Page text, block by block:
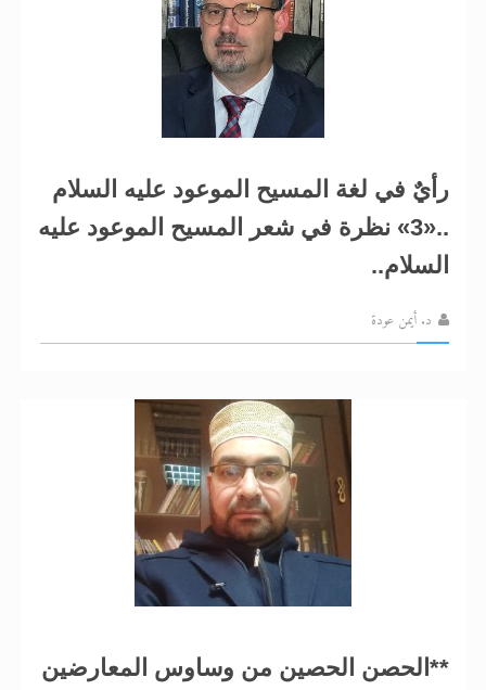
رأيٌ في لغة المسيح الموعود عليه السلام
..«3» نظرة في شعر المسيح الموعود عليه
السلام..
د. أيمن عودة
**الحصن الحصين من وساوس المعارضين